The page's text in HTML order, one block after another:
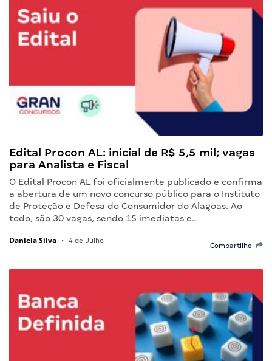
Edital Procon AL: inicial de R$ 5,5 mil; vagas
para Analista e Fiscal
O Edital Procon AL foi oficialmente publicado e confirma
a abertura de um novo concurso público para o Instituto
de Proteção e Defesa do Consumidor do Alagoas. Ao
todo, são 30 vagas, sendo 15 imediatas e…
Daniela Silva • 4 de Julho
Compartilhe